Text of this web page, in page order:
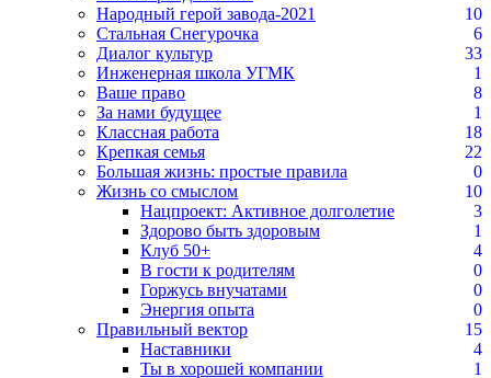
Народный герой завода-2021
10
Стальная Снегурочка
6
Диалог культур
33
Инженерная школа УГМК
1
Ваше право
8
За нами будущее
1
Классная работа
18
Крепкая семья
22
Большая жизнь: простые правила
0
Жизнь со смыслом
10
Нацпроект: Активное долголетие
3
Здорово быть здоровым
1
Клуб 50+
4
В гости к родителям
0
Горжусь внучатами
0
Энергия опыта
0
Правильный вектор
15
Наставники
4
Ты в хорошей компании
1